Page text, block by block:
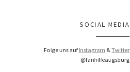
SOCIAL MEDIA
Folge uns aufInstagram &Twitter
@fanhilfeaugsburg